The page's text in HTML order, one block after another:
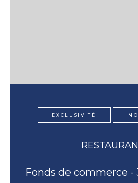
EXCLUSIVITÉ
Fonds de commerce -